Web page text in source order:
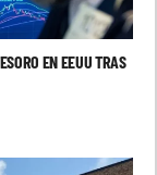
EN EEUU TRAS